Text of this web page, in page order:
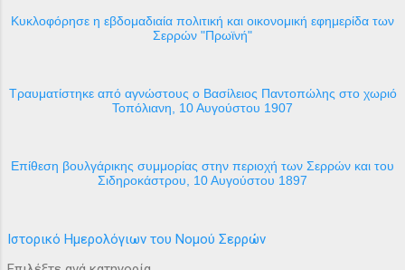
Κυκλοφόρησε η εβδομαδιαία πολιτική και οικονομική εφημερίδα των
Σερρών "Πρωϊνή"
Τραυματίστηκε από αγνώστους ο Βασίλειος Παντοπώλης στο χωριό
Τοπόλιανη, 10 Αυγούστου 1907
Επίθεση βουλγάρικης συμμορίας στην περιοχή των Σερρών και του
Σιδηροκάστρου, 10 Αυγούστου 1897
Ιστορικό Ημερολόγιων του Νομού Σερρών